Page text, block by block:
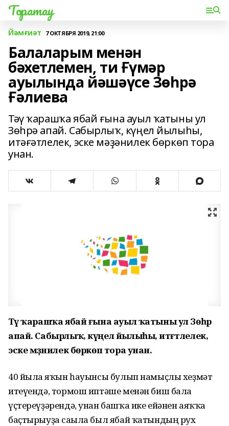
Торатау
Йәмғиәт 7 ОКТЯБРЯ 2019, 21:00
Балаларым менән
бәхетлемен, ти Ғүмәр
ауылында йәшәүсе Зөһрә
Ғәлиева
Тәү ҡарашҡа ябай ғына ауыл ҡатыны ул
Зөһрә апай. Сабырлыҡ, күңел йылыһы,
итәғәтлелек, эске мәҙәнилек бөркөп тора
унан.
Тәү ҡарашҡа ябай ғына ауыл ҡатыны ул Зөһрә
апай. Сабырлыҡ, күңел йылыһы, итәғәтлелек,
эске мәҙәнилек бөркөп тора унан.
40 йылға яҡын һауынсы булып намыҫлы хеҙмәт
итеүендә, тормош иптәше менән биш бала
үҫтереүҙәрендә, унан башҡа ике ейәнен аяҡҡа
баҫтырыуҙа сағыла был ябай ҡатындың рух